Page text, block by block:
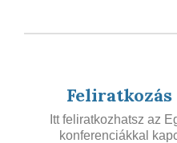
Itt feliratkozhatsz az
konferenciákkal